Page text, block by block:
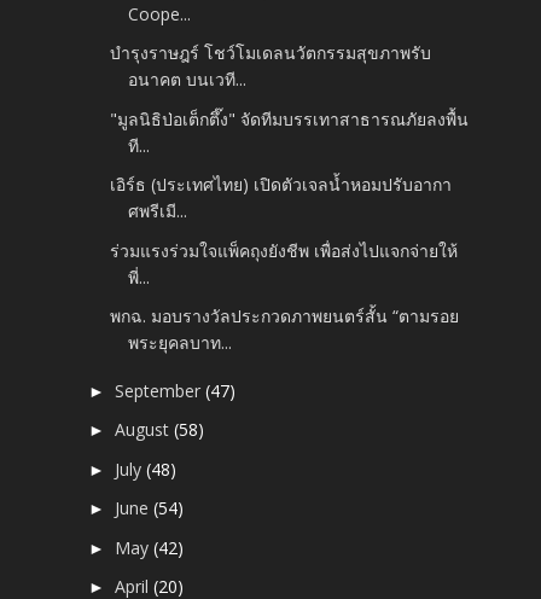
Coope...
บำรุงราษฎร์ โชว์โมเดลนวัตกรรมสุขภาพรับ
อนาคต บนเวที...
"มูลนิธิป่อเต็กตึ๊ง" จัดทีมบรรเทาสาธารณภัยลงพื้น
ที...
เอิร์ธ (ประเทศไทย) เปิดตัวเจลน้ำหอมปรับอากา
ศพรีเมี...
ร่วมแรงร่วมใจแพ็คถุงยังชีพ เพื่อส่งไปแจกจ่ายให้
พี่...
พกฉ. มอบรางวัลประกวดภาพยนตร์สั้น “ตามรอย
พระยุคลบาท...
►September(47)
►August(58)
► July(48)
► June(54)
► May(42)
►April(20)